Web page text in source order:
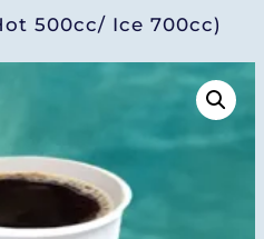
500cc/ Ice 700cc)